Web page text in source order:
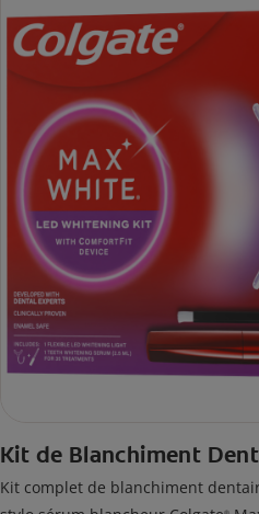
Kit de Blanchiment
Kit complet de blanchiment